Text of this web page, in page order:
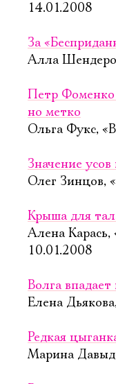
14.01.2008
За
Алла
Петр Фоменко
но метко
Ольга Фукс,
Значение
Олег Зинцов,
Крыша для
Алена Карась,
10.01.2008
Волга
Елена
Редкая
Марина